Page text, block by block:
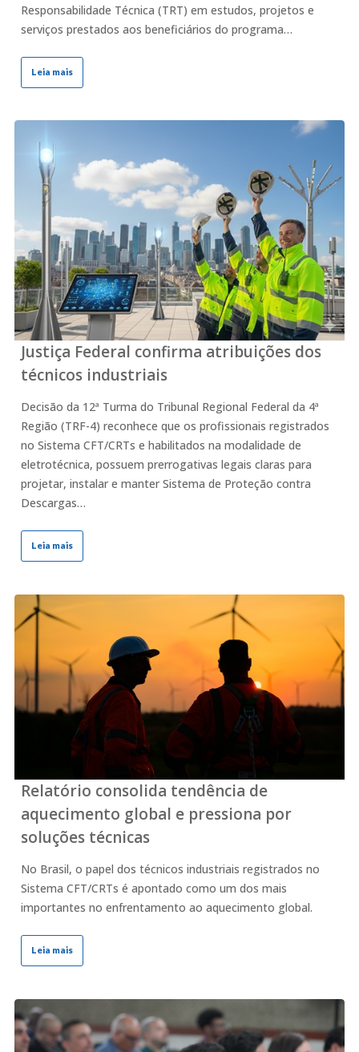
Responsabilidade Técnica (TRT) em estudos, projetos e
serviços prestados aos beneficiários do programa…
Leia mais
Justiça Federal confirma atribuições dos
técnicos industriais
Decisão da 12ª Turma do Tribunal Regional Federal da 4ª
Região (TRF-4) reconhece que os profissionais registrados
no Sistema CFT/CRTs e habilitados na modalidade de
eletrotécnica, possuem prerrogativas legais claras para
projetar, instalar e manter Sistema de Proteção contra
Descargas…
Leia mais
Relatório consolida tendência de
aquecimento global e pressiona por
soluções técnicas
No Brasil, o papel dos técnicos industriais registrados no
Sistema CFT/CRTs é apontado como um dos mais
importantes no enfrentamento ao aquecimento global.
Leia mais